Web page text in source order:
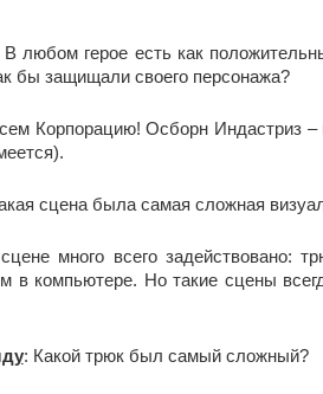
В любом герое есть как
бы защищали своего персонажа?
Корпорацию! Осборн Индастриз –
сцена была самая сложная
много всего задействовано:
в компьютере. Но такие сцены
: Какой трюк был самый сложный?